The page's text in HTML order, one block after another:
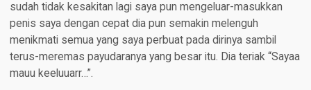
sudah tidak kesakitan lagi saya pun mengeluar-masukkan
penis saya dengan cepat dia pun semakin melenguh
menikmati semua yang saya perbuat pada dirinya sambil
terus-meremas payudaranya yang besar itu. Dia teriak “Sayaa
mauu keeluuarr…”.